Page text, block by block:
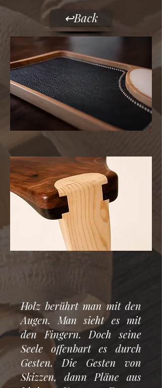
↩︎Back
Holz berührt man mit den
Augen. Man sieht es mit
den Fingern. Doch seine
Seele offenbart es durch
Gesten. Die Gesten von
Skizzen, dann Pläne aus